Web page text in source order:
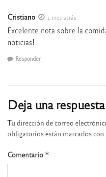
Cristiano 1 mes atrás
Excelente nota sobre la
noticias!
Responder
Deja una respuesta
Tu dirección de correo
obligatorios están marcados con
Comentario *